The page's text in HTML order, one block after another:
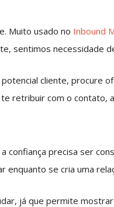
Muito usado no Inbound
sentimos necessidade
cliente, procure
retribuir com o contato,
confiança precisa ser
enquanto se cria uma
já que permite